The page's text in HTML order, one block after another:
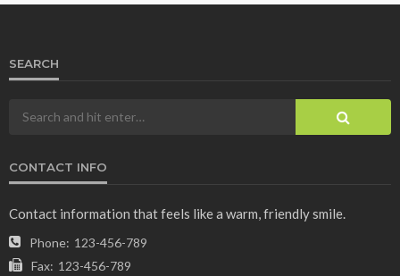
SEARCH
CONTACT INFO
Contact information that feels like a warm, friendly smile.
Phone: 123-456-789
Fax: 123-456-789